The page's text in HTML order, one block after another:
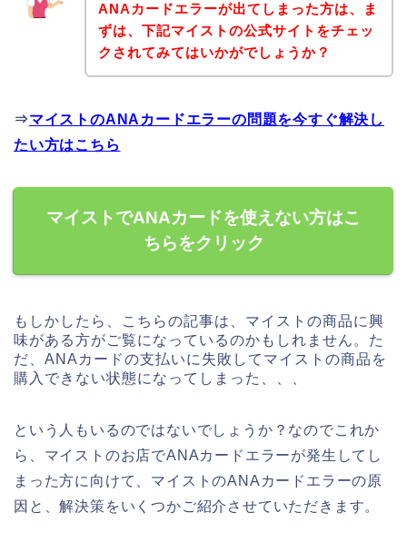
ANAカードエラーが出てしまった方は、ま
ずは、下記マイストの公式サイトをチェッ
クされてみてはいかがでしょうか？
⇒マイストのANAカードエラーの問題を今すぐ解決し
たい方はこちら
マイストでANAカードを使えない方はこ
ちらをクリック
もしかしたら、こちらの記事は、マイストの商品に興
味がある方がご覧になっているのかもしれません。た
だ、ANAカードの支払いに失敗してマイストの商品を
購入できない状態になってしまった、、、
という人もいるのではないでしょうか？なのでこれか
ら、マイストのお店でANAカードエラーが発生してし
まった方に向けて、マイストのANAカードエラーの原
因と、解決策をいくつかご紹介させていただきます。